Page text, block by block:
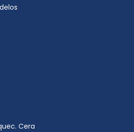
Cera